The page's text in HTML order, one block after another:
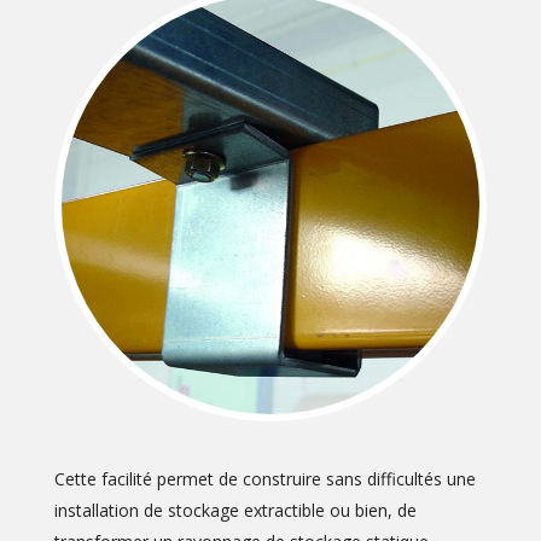
Cette facilité permet de construire sans difficultés une
installation de stockage extractible ou bien, de